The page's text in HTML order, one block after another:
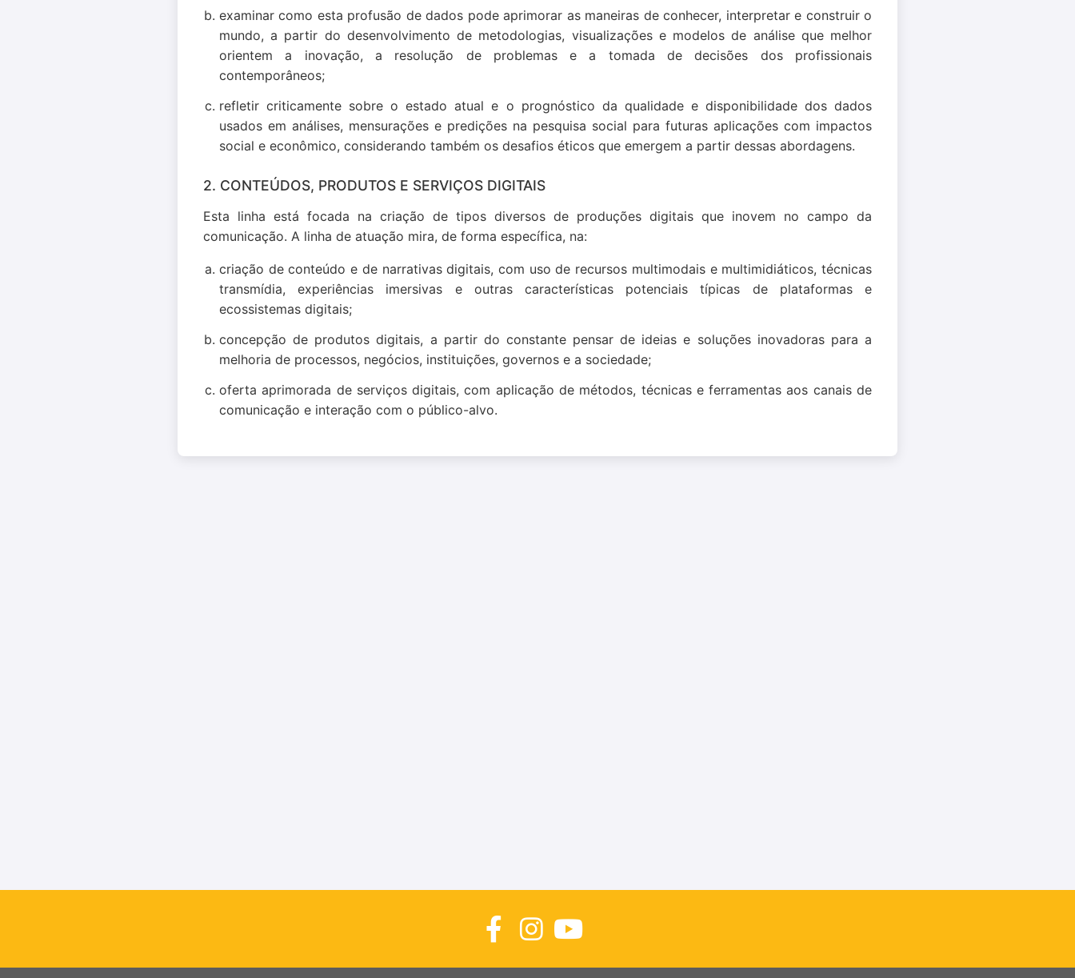
examinar como esta profusão de dados pode aprimorar as maneiras de conhecer, interpretar e construir o
mundo, a partir do desenvolvimento de metodologias, visualizações e modelos de análise que melhor
orientem a inovação, a resolução de problemas e a tomada de decisões dos profissionais
contemporâneos;
refletir criticamente sobre o estado atual e o prognóstico da qualidade e disponibilidade dos dados
usados em análises, mensurações e predições na pesquisa social para futuras aplicações com impactos
social e econômico, considerando também os desafios éticos que emergem a partir dessas abordagens.
2. CONTEÚDOS, PRODUTOS E SERVIÇOS DIGITAIS
Esta linha está focada na criação de tipos diversos de produções digitais que inovem no campo da
comunicação. A linha de atuação mira, de forma específica, na:
criação de conteúdo e de narrativas digitais, com uso de recursos multimodais e multimidiáticos, técnicas
transmídia, experiências imersivas e outras características potenciais típicas de plataformas e
ecossistemas digitais;
concepção de produtos digitais, a partir do constante pensar de ideias e soluções inovadoras para a
melhoria de processos, negócios, instituições, governos e a sociedade;
oferta aprimorada de serviços digitais, com aplicação de métodos, técnicas e ferramentas aos canais de
comunicação e interação com o público-alvo.